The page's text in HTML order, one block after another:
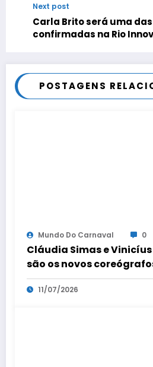
Next post
Carla Brito será uma
confirmadas na Rio
POSTAGENS
Mundo Do Carnaval 0
Cláudia Simas e
são os novos
comissão de frente
11/07/2026